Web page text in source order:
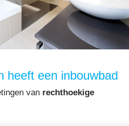
heeft een inbouwbad
van rechthoekige